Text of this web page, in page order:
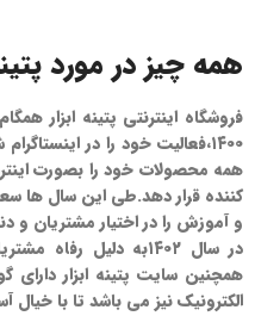
همه چیز در مورد
فروشگاه اینترنتی پتینه ابزار
۱۴۰۰،فعالیت خود را در
همه محصولات خود را بصورت
و آموزش را در اختیار مشتریان و
در سال ۱۴۰۲به دلیل
همچنین سایت پتینه ابزار دارای
الکترونیک نیز می باشد تا با خیال